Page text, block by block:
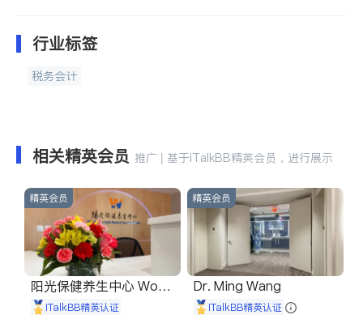
行业标签
税务会计
相关精英会员 推广 | 基于iTalkBB精英会员，进行展示
精英会员
阳光保健养生中心 World
shine
iTalkBB精英认证
精英会员
Dr. Ming Wang
iTalkBB精英认证